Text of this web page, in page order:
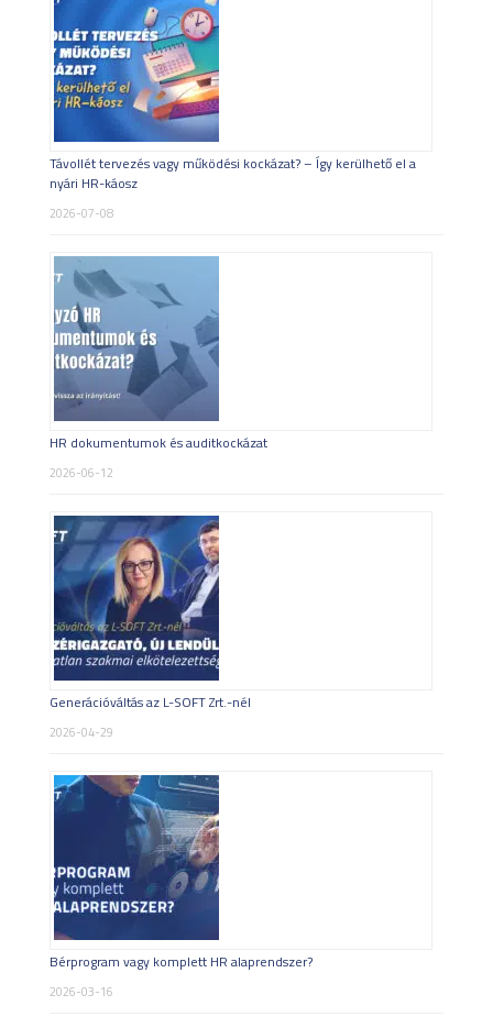
Távollét tervezés vagy működési kockázat? – Így kerülhető el a
nyári HR-káosz
2026-07-08
HR dokumentumok és auditkockázat
2026-06-12
Generációváltás az L-SOFT Zrt.-nél
2026-04-29
Bérprogram vagy komplett HR alaprendszer?
2026-03-16